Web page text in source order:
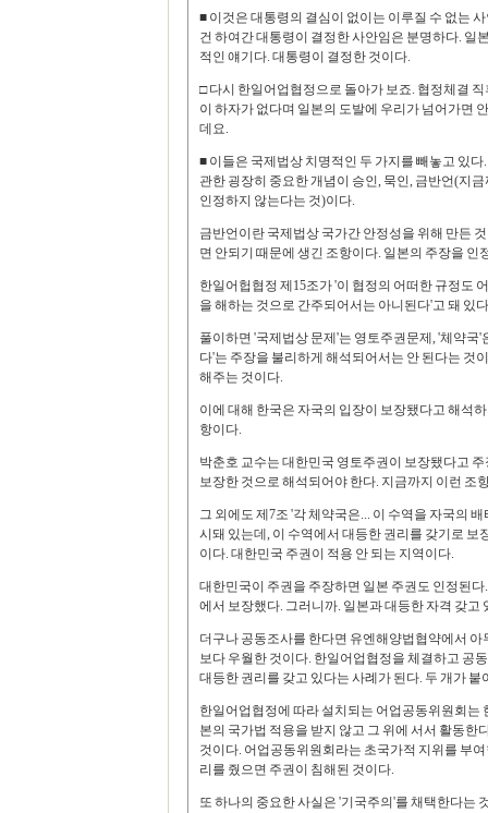
■ 이것은 대통령의 결심이 없이는 이루질 수 없는
건 하여간 대통령이 결정한 사안임은 분명하다. 일
적인 얘기다. 대통령이 결정한 것이다.
□ 다시 한일어업협정으로 돌아가 보죠. 협정체결
이 하자가 없다며 일본의 도발에 우리가 넘어가면
데요.
■ 이들은 국제법상 치명적인 두 가지를 빼놓고 있
관한 굉장히 중요한 개념이 승인, 묵인, 금반언(지
인정하지 않는다는 것)이다.
금반언이란 국제법상 국가간 안정성을 위해 만든
면 안되기 때문에 생긴 조항이다. 일본의 주장을
한일어헙협정 제15조가 '이 협정의 어떠한 규정도
을 해하는 것으로 간주되어서는 아니된다'고 돼 있
풀이하면 '국제법상 문제'는 영토주권문제, '체약국
다'는 주장을 불리하게 해석되어서는 안 된다는 것
해주는 것이다.
이에 대해 한국은 자국의 입장이 보장됐다고 해석
항이다.
박춘호 교수는 대한민국 영토주권이 보장됐다고
보장한 것으로 해석되어야 한다. 지금까지 이런 조
그 외에도 제7조 '각 체약국은... 이 수역을 자국의
시돼 있는데, 이 수역에서 대등한 권리를 갖기로
이다. 대한민국 주권이 적용 안 되는 지역이다.
대한민국이 주권을 주장하면 일본 주권도 인정된
에서 보장했다. 그러니까. 일본과 대등한 자격 갖고
더구나 공동조사를 한다면 유엔해양법협약에서
보다 우월한 것이다. 한일어업협정을 체결하고 공
대등한 권리를 갖고 있다는 사례가 된다. 두 개가 붙
한일어업협정에 따라 설치되는 어업공동위원회는
본의 국가법 적용을 받지 않고 그 위에 서서 활동한
것이다. 어업공동위원회라는 초국가적 지위를 부
리를 줬으면 주권이 침해된 것이다.
또 하나의 중요한 사실은 '기국주의'를 채택한다는